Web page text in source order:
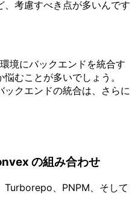
、考慮すべき点が多いんです
境にバックエンドを統合す
むことが多いでしょう。
クエンドの統合は、さらに
の組み合わせ
Turborepo、PNPM、そして